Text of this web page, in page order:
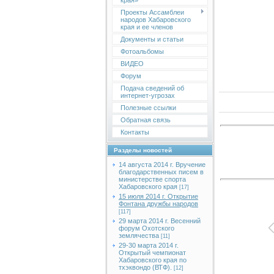
Проекты Ассамблеи
народов Хабаровского
края и ее членов
Документы и статьи
Фотоальбомы
ВИДЕО
Форум
Подача сведений об
интернет-угрозах
Полезные ссылки
Обратная связь
Контакты
Разделы новостей
14 августа 2014 г. Вручение
благодарственных писем в
министерстве спорта
Хабаровского края [17]
15 июля 2014 г. Открытие
Фонтана дружбы народов
[117]
29 марта 2014 г. Весенний
форум Охотского
землячества [11]
29-30 марта 2014 г.
Открытый чемпионат
Хабаровского края по
тхэквондо (ВТФ).
[12]